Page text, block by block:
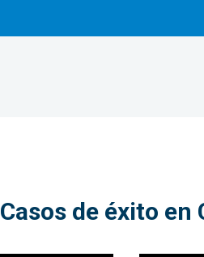
Casos de éxito en